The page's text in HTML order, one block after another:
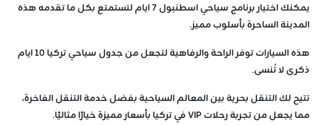
يمكنك اختيار برنامج سياحي اسطنبول 7 ايام لتستمتع بكل ما تقدمه هذه
المدينة الساحرة بأسلوب مميز.
هذه السيارات توفر الراحة والرفاهية لتجعل من جدول سياحي تركيا 10 ايام
ذكرى لا تُنسى.
تتيح لك التنقل بحرية بين المعالم السياحية بفضل خدمة التنقل الفاخرة،
مما يجعل من تجربة رحلات VIP في تركيا بأسعار مميزة خيارًا مثاليًا.